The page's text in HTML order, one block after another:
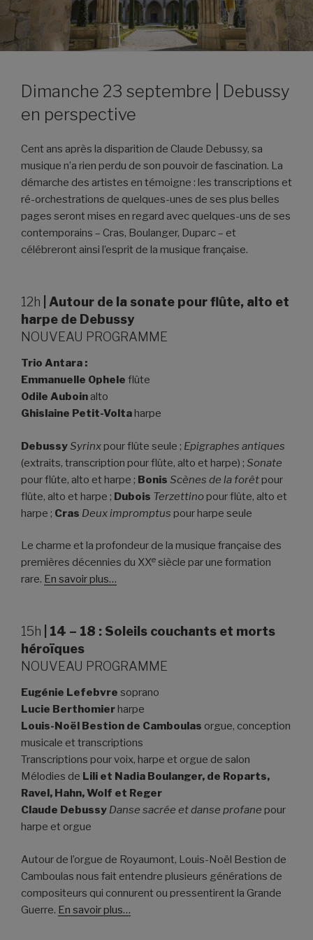
Dimanche 23 septembre | Debussy
en perspective
Cent ans après la disparition de Claude Debussy, sa
musique n’a rien perdu de son pouvoir de fascination. La
démarche des artistes en témoigne : les transcriptions et
ré-orchestrations de quelques-unes de ses plus belles
pages seront mises en regard avec quelques-uns de ses
contemporains – Cras, Boulanger, Duparc – et
célébreront ainsi l’esprit de la musique française.
12h
Autour de la sonate pour flûte, alto et
harpe de Debussy
NOUVEAU PROGRAMME
Trio Antara :
Emmanuelle Ophele flûte
Odile Auboin alto
Ghislaine Petit-Voltaharpe
DebussySyrinxpour flûte seule ; Epigraphes antiques
(extraits, transcription pour flûte, alto et harpe) ; Sonate
pour flûte, alto et harpe ; Bonis Scènes de la forêtpour
flûte, alto et harpe ; Dubois Terzettinopour flûte, alto et
harpe ; Cras Deux impromptus pour harpe seule
Le charme et la profondeur de la musique française des
premières décennies du XXe siècle par une formation
rare. En savoir plus…
15h
14 – 18 : Soleils couchants et morts
héroïques
NOUVEAU PROGRAMME
Eugénie Lefebvre soprano
Lucie Berthomierharpe
Louis-Noël Bestion de Camboulas orgue, conception
musicale et transcriptions
Transcriptions pour voix, harpe et orgue de salon
Mélodies de Lili et Nadia Boulanger, de Roparts,
Ravel, Hahn, Wolf et Reger
Claude Debussy Danse sacrée et danse profane pour
harpe et orgue
Autour de l’orgue de Royaumont, Louis-Noël Bestion de
Camboulas nous fait entendre plusieurs générations de
compositeurs qui connurent ou pressentirent la Grande
Guerre. En savoir plus…